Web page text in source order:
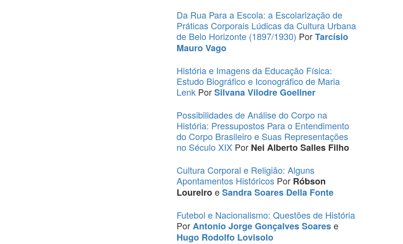
Da Rua Para a Escola: a Escolarização de
Práticas Corporais Lúdicas da Cultura Urbana
de Belo Horizonte (1897/1930) PorTarcísio
Mauro Vago
História e Imagens da Educação Física:
Estudo Biográfico e Iconográfico de Maria
Lenk PorSilvana Vilodre Goellner
Possibilidades de Análise do Corpo na
História: Pressupostos Para o Entendimento
do Corpo Brasileiro e Suas Representações
no Século XIX Por Nei Alberto Salles Filho
Cultura Corporal e Religião: Alguns
Apontamentos Históricos Por Róbson
LoureiroeSandra Soares Della Fonte
Futebol e Nacionalismo: Questões de História
PorAntonio Jorge Gonçalves Soares e
Hugo Rodolfo Lovisolo